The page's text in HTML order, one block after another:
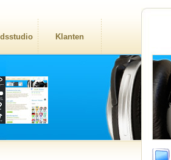
Klanten